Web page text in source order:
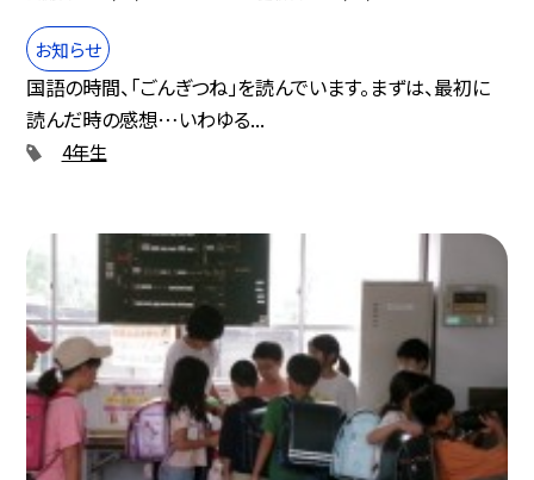
お知らせ
国語の時間、「ごんぎつね」を読んでいます。まずは、最初に
読んだ時の感想…いわゆる...
4年生